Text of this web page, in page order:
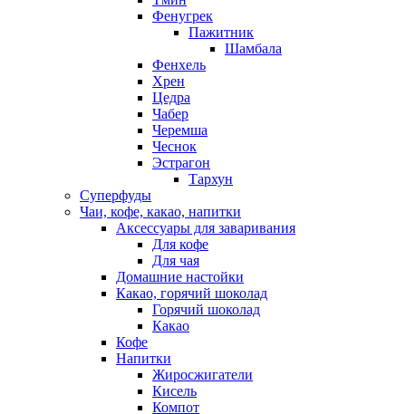
Фенугрек
Пажитник
Шамбала
Фенхель
Хрен
Цедра
Чабер
Черемша
Чеснок
Эстрагон
Тархун
Суперфуды
Чаи, кофе, какао, напитки
Аксессуары для заваривания
Для кофе
Для чая
Домашние настойки
Какао, горячий шоколад
Горячий шоколад
Какао
Кофе
Напитки
Жиросжигатели
Кисель
Компот